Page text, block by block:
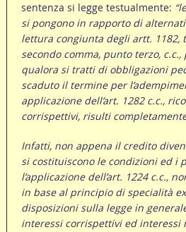
sentenza si legge testualmente:
si pongono in rapporto di
lettura congiunta degli artt. 1182,
secondo comma, punto terzo,
qualora si tratti di obbligazioni
scaduto il termine per
applicazione dell’art. 1282 c.c.,
corrispettivi, risulti
Infatti, non appena il credito
si costituiscono le condizioni ed i
l’applicazione dell’art. 1224 c.c.,
in base al principio di specialità
disposizioni sulla legge in
interessi corrispettivi ed interessi